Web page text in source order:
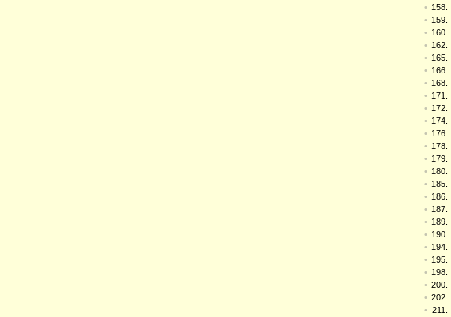
• 158.
• 159.
• 160.
• 162.
• 165.
• 166.
• 168.
• 171.
• 172.
• 174.
• 176.
• 178.
• 179.
• 180.
• 185.
• 186.
• 187.
• 189.
• 190.
• 194.
• 195.
• 198.
• 200.
• 202.
• 211.